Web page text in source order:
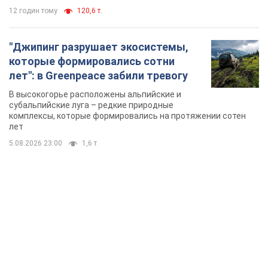
12 годин тому 120,6 т.
"Джипинг разрушает экосистемы,
которые формировались сотни
лет": в Greenpeace забили тревогу
В высокогорье расположены альпийские и
субальпийские луга – редкие природные
комплексы, которые формировались на протяжении сотен
лет
5.08.2026 23:00 1,6 т.